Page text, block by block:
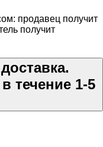
продавец получит
получит
течение 1-5